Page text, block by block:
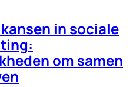
in sociale
om samen